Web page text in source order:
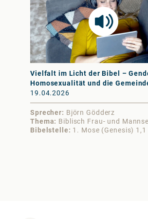
Vielfalt im Licht der Bibel –
Homosexualität und die
19.04.2026
Sprecher
Björn Gödderz
Thema
Biblisch Frau- und
Bibelstelle
1. Mose (Genesis) 1,1